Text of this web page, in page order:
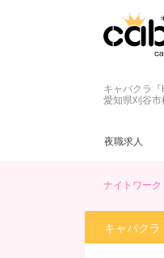
キャバクラ
愛知県刈谷
夜職求人
(20)
キャバクラ (27)
ネイル自由 (2)
ヘアメ無料 (1)
(23)
(28)
ナイトワーク
キャバクラ